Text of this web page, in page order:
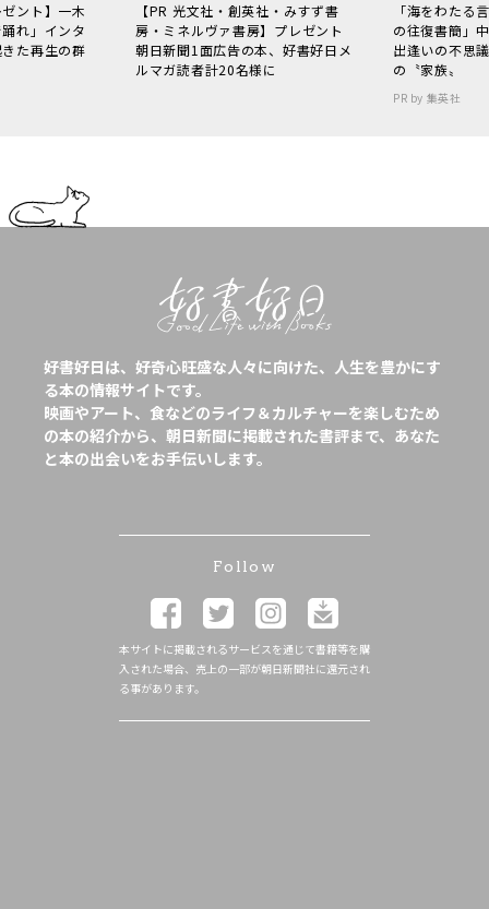
ント】一木
れ」インタ
た再生の群
【PR 光文社・創英社・みすず書
房・ミネルヴァ書房】プレゼント
朝日新聞1面広告の本、好書好日メ
ルマガ読者計20名様に
「海をわた
の往復書簡」
出逢いの不思
の〝家族〟
PR by 集英社
好書好日は、好奇心旺盛な人々に向けた、人生を豊かにす
る本の情報サイトです。
映画やアート、食などのライフ＆カルチャーを楽しむため
の本の紹介から、朝日新聞に掲載された書評まで、あなた
と本の出会いをお手伝いします。
Follow
本サイトに掲載されるサービスを通じて書籍等を購
入された場合、売上の一部が朝日新聞社に還元され
る事があります。